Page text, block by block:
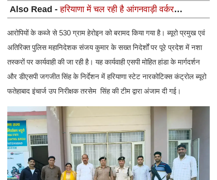
Also Read -हरियाणा में चल रही है आंगनवाड़ी वर्कर
और सहायिका के पदों पर भर्ती, 10वीं पास महिलाएं इस तारीख से
पहले कर लें आवेदन
आरोपियों के कब्जे से 530 ग्राम हेरोइन को बरामद किया गया है। ब्यूरो प्रमुख एवं
अतिरिक्त पुलिस महानिदेशक संजय कुमार के सख्त निदेर्शों पर पूरे प्रदेश में नशा
तस्करों पर कार्यवाही की जा रही है। यह कार्यवाही एसपी मोहित हांडा के मार्गदर्शन
और डीएसपी जगजीत सिंह के निर्देशन में हरियाणा स्टेट नारकोटिक्स कंट्रोल ब्यूरो
फतेहाबाद इंचार्ज उप निरीक्षक तरसेम सिंह की टीम द्वारा अंजाम दी गई।